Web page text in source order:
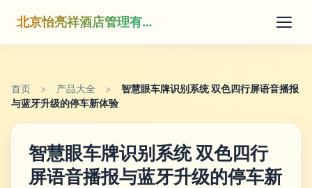
北京怡亮祥酒店管理有限公司
首页 > 产品大全 >
智慧眼车牌识别系统 双色四行屏语音播报
与蓝牙升级的停车新体验
智慧眼车牌识别系统 双色四行
屏语音播报与蓝牙升级的停车新